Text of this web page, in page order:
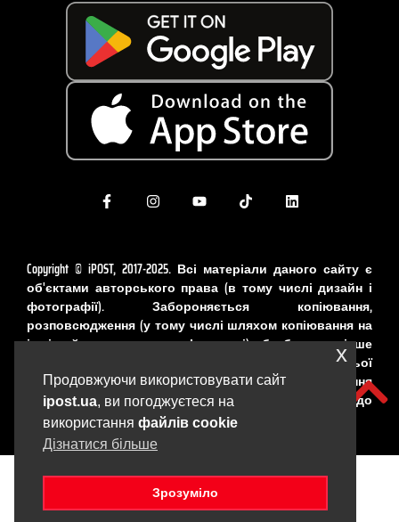
Copyright © iPOST, 2017-2025. Всі матеріали даного сайту є
об'єктами авторського права (в тому числі дизайн і
фотографії). Забороняється копіювання,
розповсюдження (у тому числі шляхом копіювання на
інші сайти та ресурси в Інтернеті) або будь-яке інше
використання інформації і об'єктів без попередньої
письмової згоди правовласника. Порушення
авторських прав карається відповідно до
законодавства України.
Продовжуючи використовувати сайт
ipost.ua, ви погоджуєтеся на
використання файлів cookie
Дізнатися більше
Зрозуміло
x